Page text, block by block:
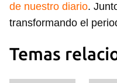
de nuestro diario.
transformando el
Temas